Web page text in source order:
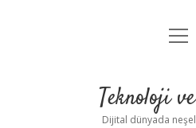
Yasal
Teknoloji
Dijital dünyada